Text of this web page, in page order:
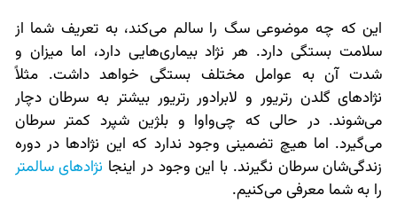
این که چه موضوعی سگ را سالم می‌کند، به تعریف شما از
سلامت بستگی دارد. هر نژاد بیماری‌هایی دارد، اما میزان و
شدت آن به عوامل مختلف بستگی خواهد داشت. مثلاً
نژادهای گلدن رتریور و لابرادور رتریور بیشتر به سرطان دچار
می‌شوند. در حالی که چی‌واوا و بلژین شپرد کمتر سرطان
می‌گیرد. اما هیچ تضمینی وجود ندارد که این نژادها در دوره
زندگی‌شان سرطان نگیرند. با این وجود در اینجا نژادهای سالمتر
را به شما معرفی می‌کنیم.